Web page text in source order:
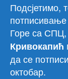
Подсјетимо,
Горе са СПЦ,
Кривокапић
да се
октобар.